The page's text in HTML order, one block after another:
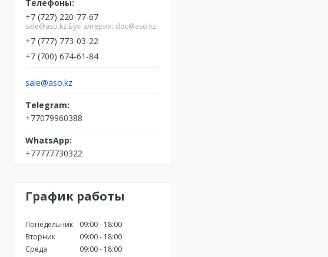
+7 (727) 220-77-67
sale@aso.kz Бухгалтерия: doc@aso.kz
+7 (777) 773-03-22
+7 (700) 674-61-84
sale@aso.kz
+77079960388
+77777730322
График работы
Понедельник 09:00
18:00
Вторник
09:00
18:00
Среда
09:00
18:00